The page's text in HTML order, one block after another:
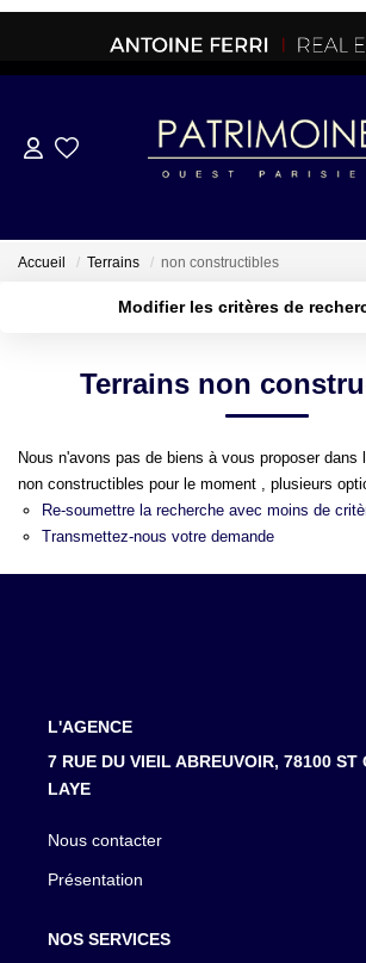
ACHETER
OFF MARKET
BRETAGNE
PROPRIETES/
LOUER
Accueil Terrains non constructibles
Modifier les critères de
Type de bien
Budget max
Terrains non
Nous n'avons pas de biens à vous proposer dans
non constructibles pour le moment , plusieurs
Re-soumettre la recherche avec moins de
Transmettez-nous votre demande
L'AGENCE
7 RUE DU VIEIL ABREUVOIR, 78100 ST
LAYE
Nous contacter
Présentation
NOS SERVICES